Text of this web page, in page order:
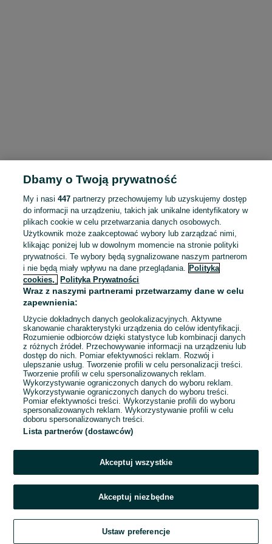
To ogłoszenie nie jest już dostępne
Przejdź na stronę główną
Dbamy o Twoją prywatność
My i nasi447 partnerzy przechowujemy lub uzyskujemy dostęp
do informacji na urządzeniu, takich jak unikalne identyfikatory w
plikach cookie w celu przetwarzania danych osobowych.
Użytkownik może zaakceptować wybory lub zarządzać nimi,
klikając poniżej lub w dowolnym momencie na stronie polityki
prywatności. Te wybory będą sygnalizowane naszym partnerom
i nie będą miały wpływu na dane przeglądania. Polityka
cookies,
Polityka Prywatności
Wraz z naszymi partnerami przetwarzamy dane w celu
zapewnienia:
Użycie dokładnych danych geolokalizacyjnych. Aktywne
skanowanie charakterystyki urządzenia do celów identyfikacji.
Rozumienie odbiorców dzięki statystyce lub kombinacji danych
z różnych źródeł. Przechowywanie informacji na urządzeniu lub
dostęp do nich. Pomiar efektywności reklam. Rozwój i
ulepszanie usług. Tworzenie profili w celu personalizacji treści.
Tworzenie profili w celu spersonalizowanych reklam.
Wykorzystywanie ograniczonych danych do wyboru reklam.
Wykorzystywanie ograniczonych danych do wyboru treści.
Pomiar efektywności treści. Wykorzystanie profili do wyboru
spersonalizowanych reklam. Wykorzystywanie profili w celu
doboru spersonalizowanych treści.
Lista partnerów (dostawców)
Akceptuj wszystkie
Akceptuj niezbędne
Ustaw preferencje